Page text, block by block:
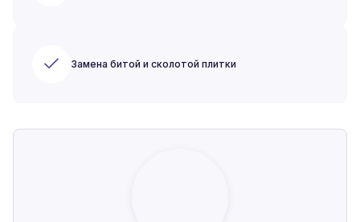
Замена битой и сколотой плитки